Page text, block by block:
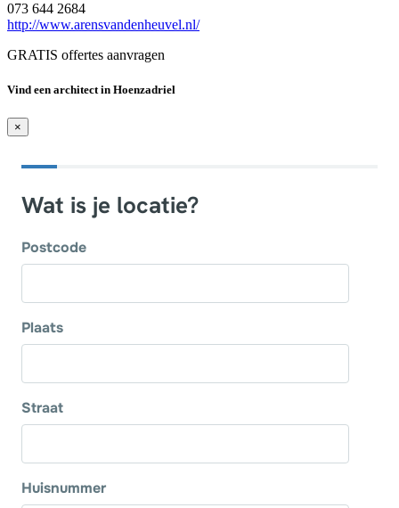
073 644 2684
http://www.arensvandenheuvel.nl/
GRATIS offertes aanvragen
Vind een architect in Hoenzadriel
×